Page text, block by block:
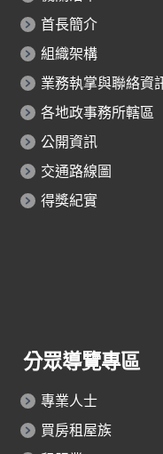
首長簡介
組織架構
業務執掌與聯絡資
各地政事務所轄區
公開資訊
交通路線圖
得獎紀實
分眾導覽專區
專業人士
買房租屋族